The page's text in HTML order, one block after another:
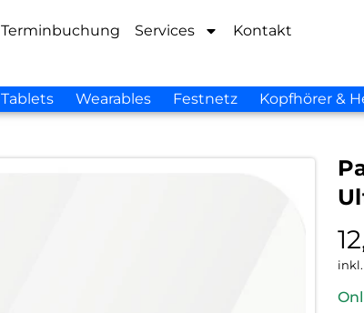
Terminbuchung Services
Kontakt
Tablets Wearables Festnetz Kopfhörer &
inkl.